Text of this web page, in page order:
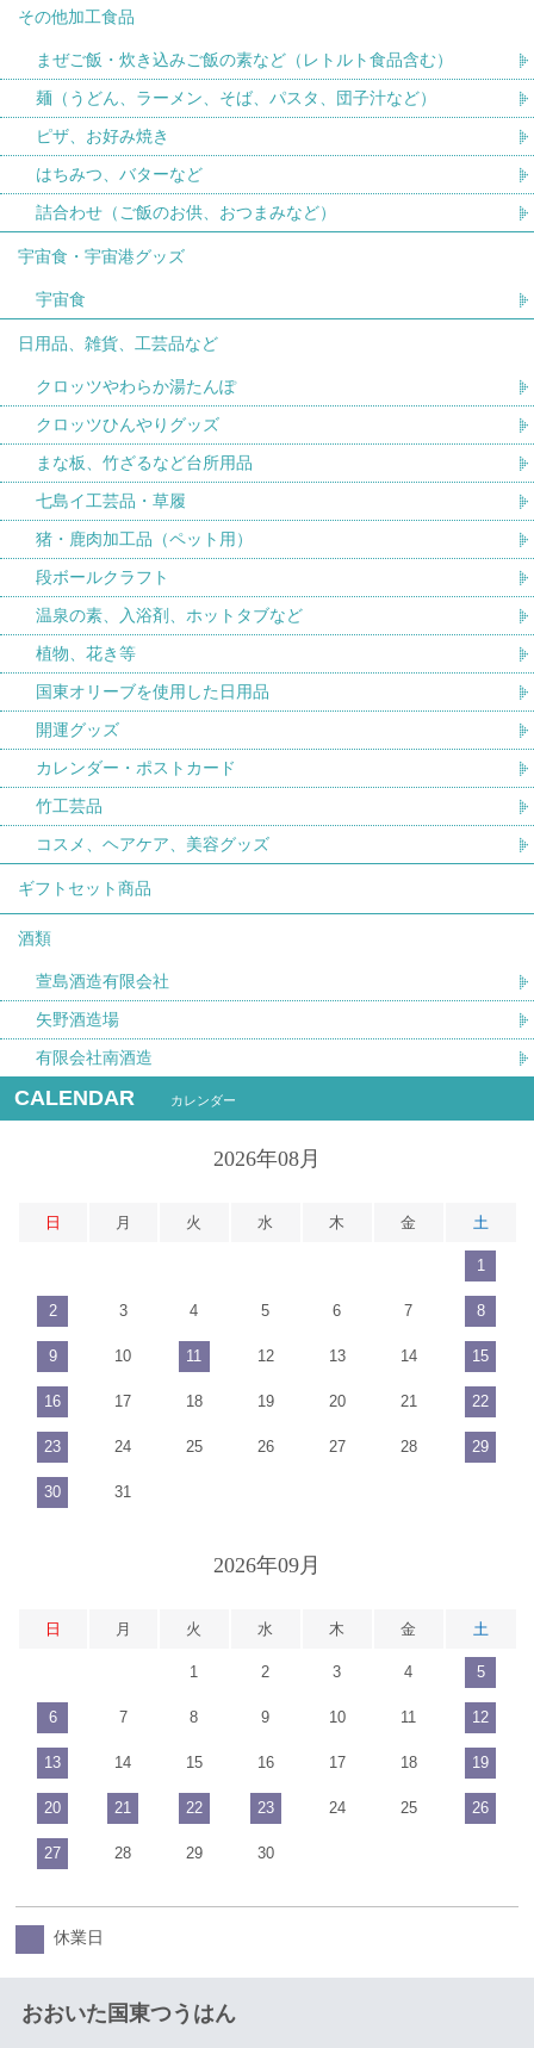
その他加工食品
まぜご飯・炊き込みご飯の素など（レトルト食品含む）
麺（うどん、ラーメン、そば、パスタ、団子汁など）
ピザ、お好み焼き
はちみつ、バターなど
詰合わせ（ご飯のお供、おつまみなど）
宇宙食・宇宙港グッズ
宇宙食
日用品、雑貨、工芸品など
クロッツやわらか湯たんぽ
クロッツひんやりグッズ
まな板、竹ざるなど台所用品
七島イ工芸品・草履
猪・鹿肉加工品（ペット用）
段ボールクラフト
温泉の素、入浴剤、ホットタブなど
植物、花き等
国東オリーブを使用した日用品
開運グッズ
カレンダー・ポストカード
竹工芸品
コスメ、ヘアケア、美容グッズ
ギフトセット商品
酒類
萱島酒造有限会社
矢野酒造場
有限会社南酒造
CALENDAR カレンダー
2026年08月
日 月 火 水 木 金 土
1
2 3 4 5 6 7 8
9 10 11 12 13 14 15
16 17 18 19 20 21 22
23 24 25 26 27 28 29
30 31
2026年09月
日 月 火 水 木 金 土
1 2 3 4 5
6 7 8 9 10 11 12
13 14 15 16 17 18 19
20 21 22 23 24 25 26
27 28 29 30
休業日
おおいた国東つうはん